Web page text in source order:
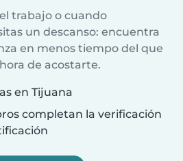
trabajo o cuando
un descanso: encuentra
en menos tiempo del que
de acostarte.
en Tijuana
completan la verificación